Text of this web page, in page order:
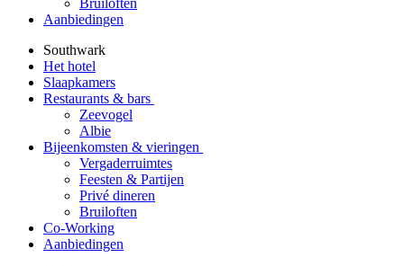
Bruiloften
Aanbiedingen
Southwark
Het hotel
Slaapkamers
Restaurants & bars
Zeevogel
Albie
Bijeenkomsten & vieringen
Vergaderruimtes
Feesten & Partijen
Privé dineren
Bruiloften
Co-Working
Aanbiedingen